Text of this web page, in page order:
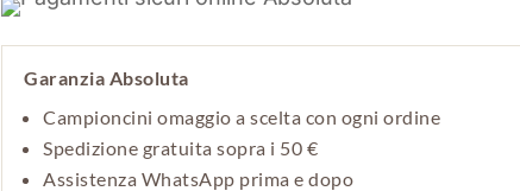
Garanzia Absoluta
Campioncini omaggio a scelta con ogni ordine
Spedizione gratuita sopra i 50 €
Assistenza WhatsApp prima e dopo